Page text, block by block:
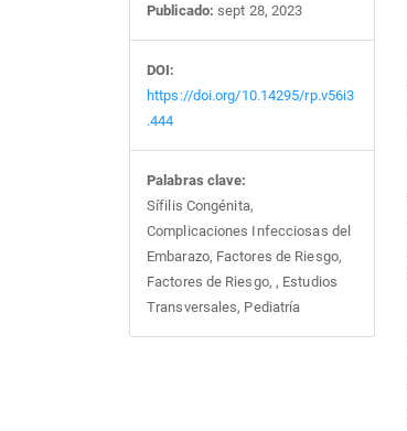
Publicado: sept 28, 2023
DOI:
https://doi.org/10.14295/rp.v56i3
.444
Palabras clave:
Sífilis Congénita,
Complicaciones Infecciosas del
Embarazo, Factores de Riesgo,
Factores de Riesgo, , Estudios
Transversales, Pediatría